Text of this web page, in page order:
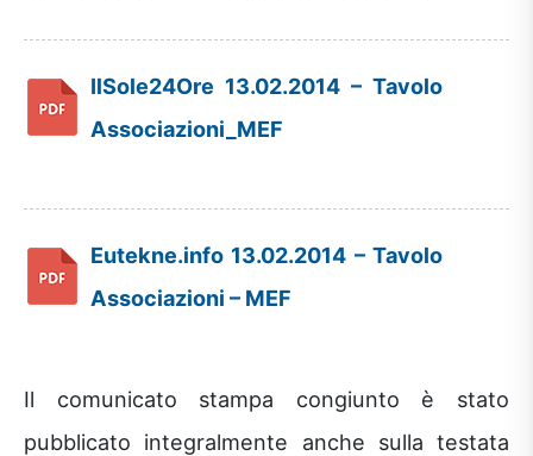
IlSole24Ore 13.02.2014 – Tavolo
Associazioni_MEF
Eutekne.info 13.02.2014 – Tavolo
Associazioni – MEF
Il comunicato stampa congiunto è stato
pubblicato integralmente anche sulla testata